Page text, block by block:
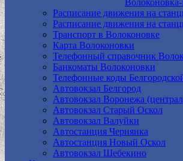
Расписание движения на
Расписание движения на
Транспорт в Волоконовке
Карта Волоконовки
Телефонный справочник
Банкоматы Волоконовки
Телефонные коды
Автовокзал Белгород
Автовокзал Воронежа
Автовокзал Старый Оскол
Автовокзал Валуйки
Автостанция Чернянка
Автостанция Новый Оскол
Автовокзал Шебекино